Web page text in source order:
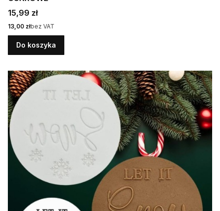
Cena
15,99 zł
Cena
13,00 złbez VAT
Do koszyka